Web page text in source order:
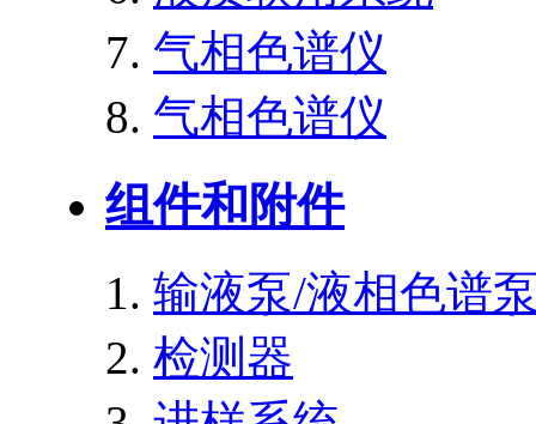
气相色谱仪
气相色谱仪
组件和附件
输液泵/液相色谱
检测器